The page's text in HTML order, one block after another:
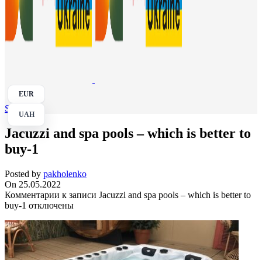
EUR
UAH
Search
Jacuzzi and spa pools – which is better to
buy-1
Posted by pakholenko
On 25.05.2022
Комментарии к записи Jacuzzi and spa pools – which is better to
buy-1 отключены